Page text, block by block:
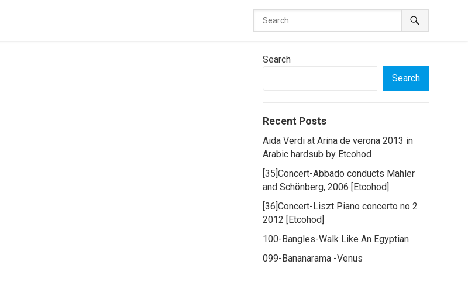
Search
Search
Recent Posts
Aida Verdi at Arina de verona 2013 in
Arabic hardsub by Etcohod
[35]Concert-Abbado conducts Mahler
and Schönberg, 2006 [Etcohod]
[36]Concert-Liszt Piano concerto no 2
2012 [Etcohod]
100-Bangles-Walk Like An Egyptian
099-Bananarama -Venus